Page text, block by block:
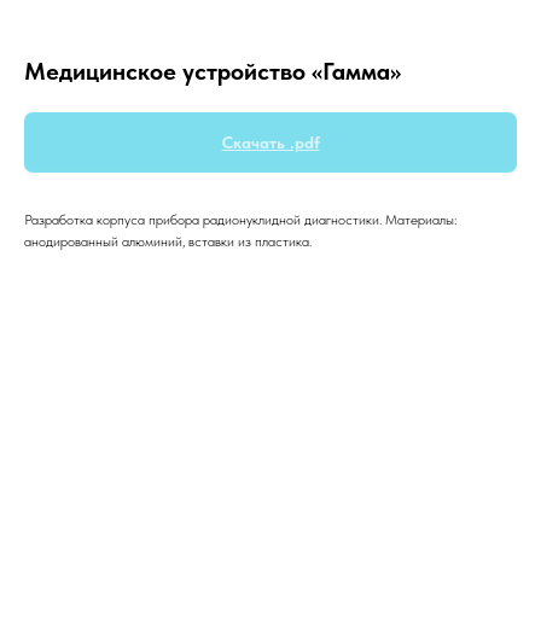
Медицинское устройство «Гамма»
Скачать .pdf
Разработка корпуса прибора радионуклидной диагностики. Материалы:
анодированный алюминий, вставки из пластика.